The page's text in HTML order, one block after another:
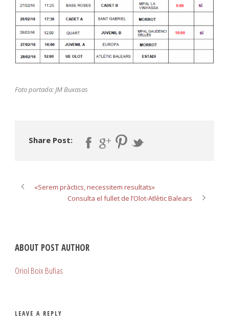
Foto portada: JM Buxasas
Share Post:
«Serem pràctics, necessitem resultats»
Consulta el fullet de l’Olot-Atlètic Balears
ABOUT POST AUTHOR
Oriol Boix Bufias
LEAVE A REPLY